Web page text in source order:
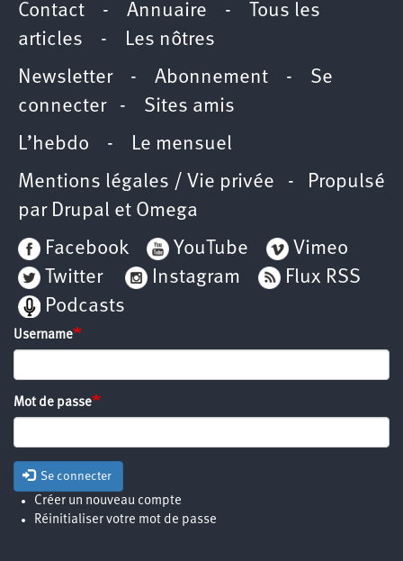
Contact - Annuaire -
Tous les
articles - Les nôtres
Newsletter- Abonnement - Se
connecter- Sites amis
L’hebdo - Le mensuel
Mentions légales / Vie privée - Propulsé
par Drupal et Omega
Facebook
YouTube
Vimeo
Twitter
Instagram
Flux RSS
Podcasts
Username
Mot de passe
Se connecter
Créer un nouveau compte
Réinitialiser votre mot de passe